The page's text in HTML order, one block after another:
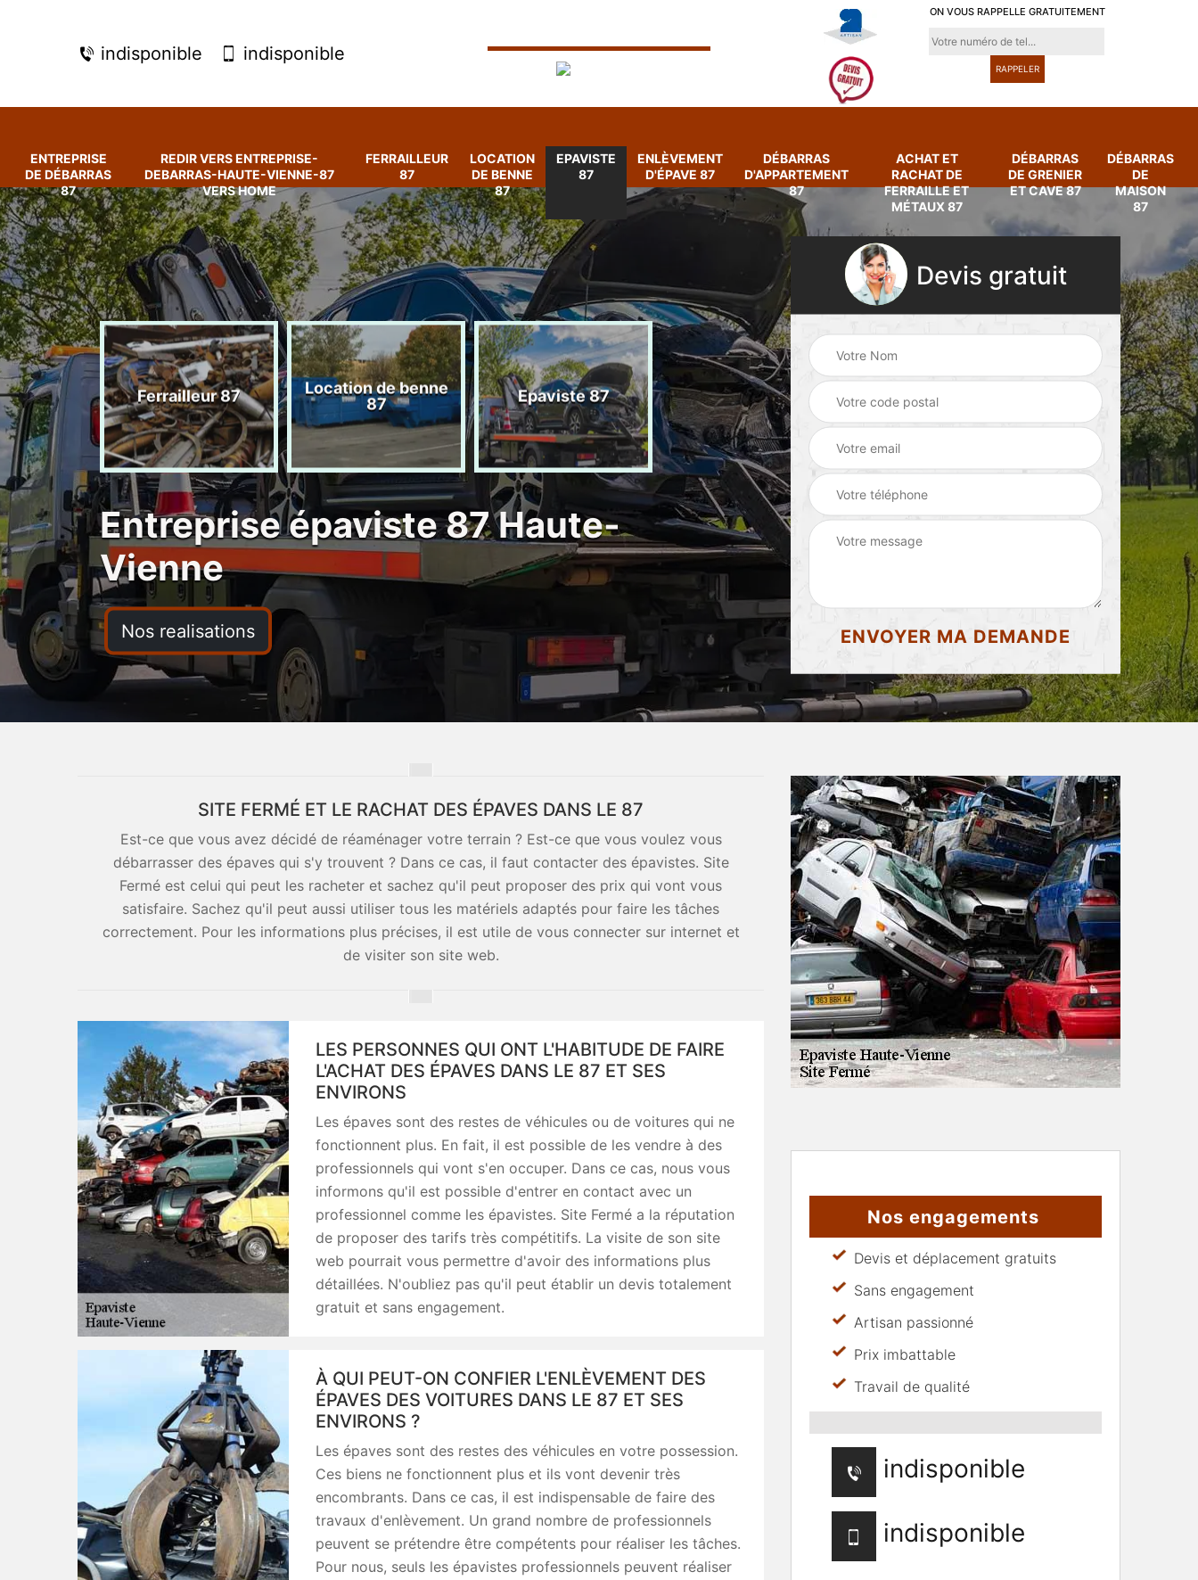
indisponible indisponible
ON VOUS RAPPELLE GRATUITEMENT
ENTREPRISE
DE DÉBARRAS
87
REDIR VERS ENTREPRISE-
DEBARRAS-HAUTE-VIENNE-87
VERS HOME
FERRAILLEUR
87
LOCATION
DE BENNE
87
EPAVISTE
87
ENLÈVEMENT
D'ÉPAVE 87
DÉBARRAS
D'APPARTEMENT
87
ACHAT ET
RACHAT DE
FERRAILLE ET
MÉTAUX 87
DÉBARRAS
DE GRENIER
ET CAVE 87
DÉBARRAS
DE
MAISON
87
de
87
Ferrailleur 87
Location de benne
87
Epaviste 87
Enlèvement
d'épave 87
d'appartement 87
Achat et rachat de
ferraille et métaux
87
Entreprise épaviste 87 Haute-
Vienne
Nos realisations
Devis gratuit
SITE FERMÉ ET LE RACHAT DES ÉPAVES DANS LE 87
Est-ce que vous avez décidé de réaménager votre terrain ? Est-ce que vous voulez vous
débarrasser des épaves qui s'y trouvent ? Dans ce cas, il faut contacter des épavistes. Site
Fermé est celui qui peut les racheter et sachez qu'il peut proposer des prix qui vont vous
satisfaire. Sachez qu'il peut aussi utiliser tous les matériels adaptés pour faire les tâches
correctement. Pour les informations plus précises, il est utile de vous connecter sur internet et
de visiter son site web.
LES PERSONNES QUI ONT L'HABITUDE DE FAIRE
L'ACHAT DES ÉPAVES DANS LE 87 ET SES
ENVIRONS
Les épaves sont des restes de véhicules ou de voitures qui ne
fonctionnent plus. En fait, il est possible de les vendre à des
professionnels qui vont s'en occuper. Dans ce cas, nous vous
informons qu'il est possible d'entrer en contact avec un
professionnel comme les épavistes. Site Fermé a la réputation
de proposer des tarifs très compétitifs. La visite de son site
web pourrait vous permettre d'avoir des informations plus
détaillées. N'oubliez pas qu'il peut établir un devis totalement
gratuit et sans engagement.
À QUI PEUT-ON CONFIER L'ENLÈVEMENT DES
ÉPAVES DES VOITURES DANS LE 87 ET SES
ENVIRONS ?
Les épaves sont des restes des véhicules en votre possession.
Ces biens ne fonctionnent plus et ils vont devenir très
encombrants. Dans ce cas, il est indispensable de faire des
travaux d'enlèvement. Un grand nombre de professionnels
peuvent se prétendre être compétents pour réaliser les tâches.
Pour nous, seuls les épavistes professionnels peuvent réaliser
Nos engagements
Devis et déplacement gratuits
Sans engagement
Artisan passionné
Prix imbattable
Travail de qualité
indisponible
indisponible